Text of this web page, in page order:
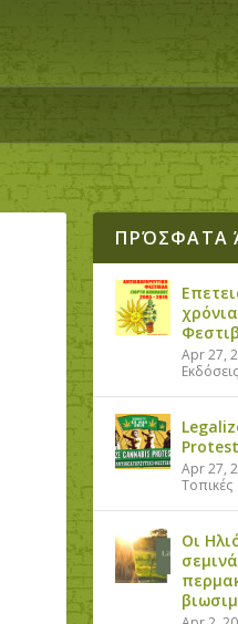
ΠΡΌΣΦΑΤΑ
Apr 27,
Εκδόσεις
Apr 27,
Τοπικές
Οι